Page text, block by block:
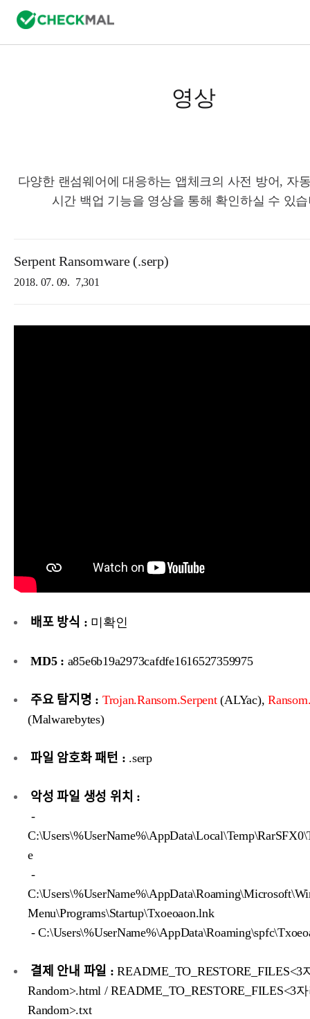
영상
다양한 랜섬웨어에 대응하는 앱체크의 사전 방어, 자
시간 백업 기능을 영상을 통해 확인하실 수 있
Serpent Ransomware (.serp)
2018. 07. 09. 7,301
배포 방식 : 미확인
MD5 : a85e6b19a2973cafdfe1616527359975
주요 탐지명 : Trojan.Ransom.Serpent(ALYac),
(Malwarebytes)
파일 암호화 패턴 : .serp
악성 파일 생성 위치 :
-
e
-
Menu\Programs\Startup\Txoeoaon.lnk
-
결제 안내 파일 :README_TO_RESTORE_FILES<3
Random>.html / README_TO_RESTORE_FILES<3
Random>.txt